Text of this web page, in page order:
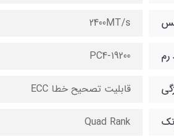
2400MT/s
رم PC4-19200
قابلیت تصحیح خطا ECC
Quad Rank